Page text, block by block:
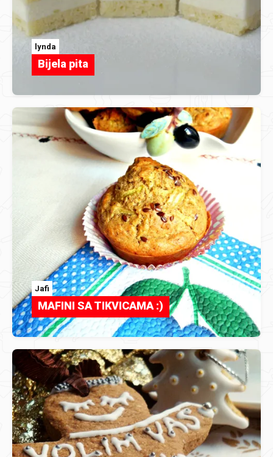
lynda
Bijela pita
Jafi
MAFINI SA TIKVICAMA :)